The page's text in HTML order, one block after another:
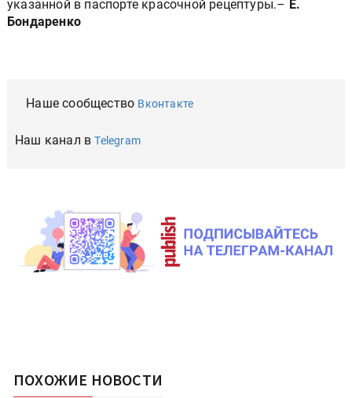
указанной в паспорте красочной рецептуры.– Е.
Бондаренко
Наше сообщество Вконтакте
Наш канал вTelegram
ПОХОЖИЕ НОВОСТИ